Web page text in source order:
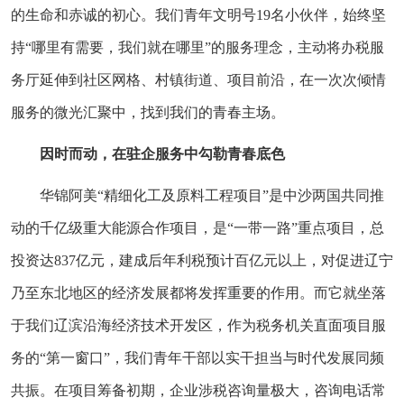
的生命和赤诚的初心。我们青年文明号19名小伙伴，始终坚
持“哪里有需要，我们就在哪里”的服务理念，主动将办税服
务厅延伸到社区网格、村镇街道、项目前沿，在一次次倾情
服务的微光汇聚中，找到我们的青春主场。
因时而动，在驻企服务中勾勒青春底色
华锦阿美“精细化工及原料工程项目”是中沙两国共同推
动的千亿级重大能源合作项目，是“一带一路”重点项目，总
投资达837亿元，建成后年利税预计百亿元以上，对促进辽宁
乃至东北地区的经济发展都将发挥重要的作用。而它就坐落
于我们辽滨沿海经济技术开发区，作为税务机关直面项目服
务的“第一窗口”，我们青年干部以实干担当与时代发展同频
共振。在项目筹备初期，企业涉税咨询量极大，咨询电话常